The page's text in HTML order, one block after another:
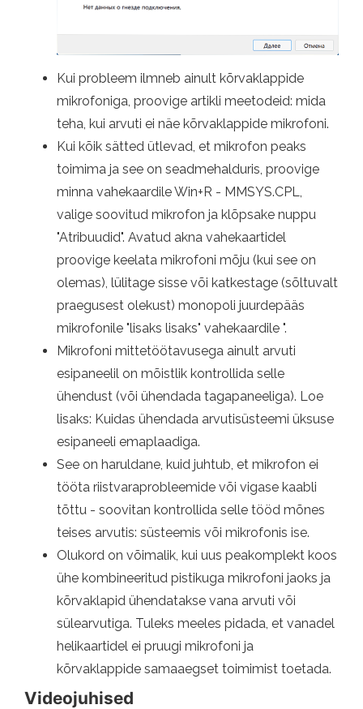
Kui probleem ilmneb ainult kõrvaklappide
mikrofoniga, proovige artikli meetodeid: mida
teha, kui arvuti ei näe kõrvaklappide mikrofoni.
Kui kõik sätted ütlevad, et mikrofon peaks
toimima ja see on seadmehalduris, proovige
minna vahekaardile Win+R - MMSYS.CPL,
valige soovitud mikrofon ja klõpsake nuppu
"Atribuudid". Avatud akna vahekaartidel
proovige keelata mikrofoni mõju (kui see on
olemas), lülitage sisse või katkestage (sõltuvalt
praegusest olekust) monopoli juurdepääs
mikrofonile "lisaks lisaks" vahekaardile ".
Mikrofoni mittetöötavusega ainult arvuti
esipaneelil on mõistlik kontrollida selle
ühendust (või ühendada tagapaneeliga). Loe
lisaks: Kuidas ühendada arvutisüsteemi üksuse
esipaneeli emaplaadiga.
See on haruldane, kuid juhtub, et mikrofon ei
tööta riistvaraprobleemide või vigase kaabli
tõttu - soovitan kontrollida selle tööd mõnes
teises arvutis: süsteemis või mikrofonis ise.
Olukord on võimalik, kui uus peakomplekt koos
ühe kombineeritud pistikuga mikrofoni jaoks ja
kõrvaklapid ühendatakse vana arvuti või
sülearvutiga. Tuleks meeles pidada, et vanadel
helikaartidel ei pruugi mikrofoni ja
kõrvaklappide samaaegset toimimist toetada.
Videojuhised